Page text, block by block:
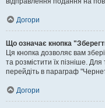
Догори
Що означає кнопка
Ця кнопка дозволяє вам
та розмістити їх пізніше.
перейдіть в параграф
Догори